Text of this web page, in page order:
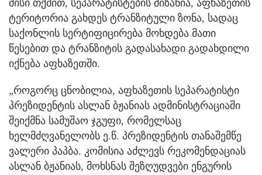
მისი თქმით, სეპარატისტების მიზანია, აფხაზეთის
ტერიტორია გახდეს ტრანზიტული ზონა, სადაც
საქონლის სერტიფიცირება მოხდება მათი
წესებით და ტრანზიტის გადასახადი გადახდილი
იქნება აფხაზეთში.
„როგორც ცნობილია, აფხაზეთის სეპარატისტი
პრეზიდენტის ასლან ბჟანიას ადმინისტრაციაში
შეიქმნა სამუშაო ჯგუფი, რომელსაც
ხელმძღვანელობს ე.წ. პრეზიდენტის თანაშემწე
ვალერი პაპბა. კომისია აძლევს რეკომენდაციას
ასლან ბჟანიას, მოხსნას შეზღუდვები ენგურის